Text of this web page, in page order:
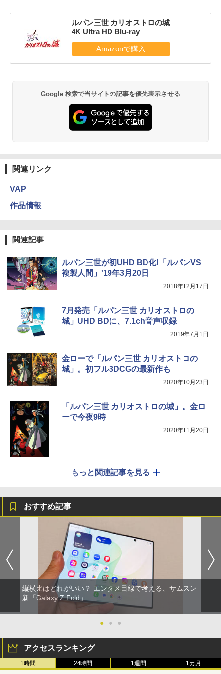
ルパン三世 カリオストロの城
4K Ultra HD Blu-ray
Google 検索で当サイトの記事を優先表示させる
関連リンク
VAP
作品情報
関連記事
ルパン三世が初UHD BD化!「ルパンVS
複製人間」'19年3月20日
2018年12月17日
7月発売「ルパン三世 カリオストロの
城」UHD BDに、7.1ch音声収録
2019年7月1日
金ローで「ルパン三世 カリオストロの
城」。初フル3DCGの最新作も
2020年10月23日
「ルパン三世 カリオストロの城」。金ロ
ーで今夜9時
2020年11月20日
もっと関連記事を見る
おすすめ記事
縦横比はどれがいい？ エンタメ目線で考える、サムスン
新「Galaxy Z Fold」
● ● ●
アクセスランキング
1時間 24時間 1週間 1カ月